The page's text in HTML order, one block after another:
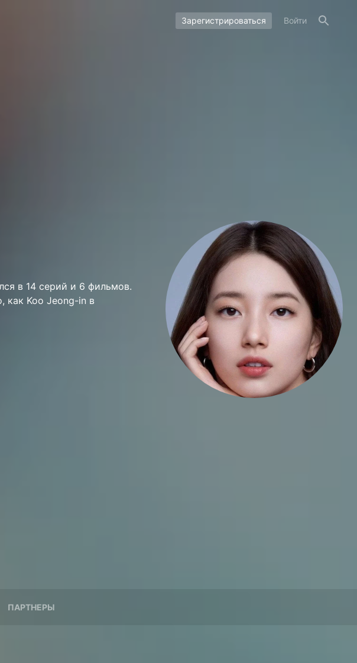
Зарегистрироваться Войти
в 14 серий и 6 фильмов.
как Koo Jeong-in в
ПАРТНЕРЫ